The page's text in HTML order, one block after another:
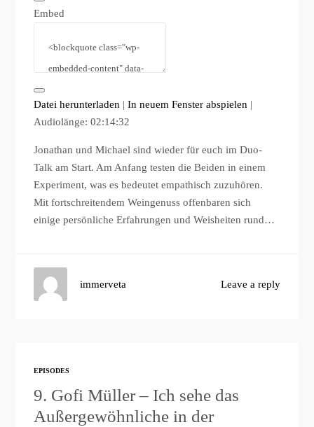
Embed
Datei herunterladen |In neuem Fenster abspielen |
Audiolänge: 02:14:32
Jonathan und Michael sind wieder für euch im Duo-
Talk am Start. Am Anfang testen die Beiden in einem
Experiment, was es bedeutet empathisch zuzuhören.
Mit fortschreitendem Weingenuss offenbaren sich
einige persönliche Erfahrungen und Weisheiten rund…
Leave a reply
immerveta
EPISODES
9. Gofi Müller – Ich sehe das
Außergewöhnliche in der